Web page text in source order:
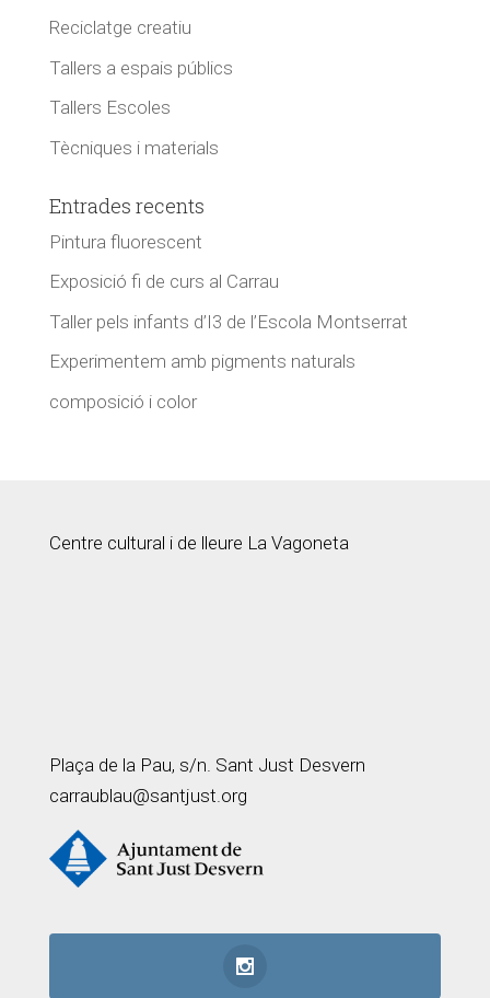
Reciclatge creatiu
Tallers a espais públics
Tallers Escoles
Tècniques i materials
Entrades recents
Pintura fluorescent
Exposició fi de curs al Carrau
Taller pels infants d’I3 de l’Escola Montserrat
Experimentem amb pigments naturals
composició i color
Centre cultural i de lleure La Vagoneta
Plaça de la Pau, s/n. Sant Just Desvern
carraublau@santjust.org